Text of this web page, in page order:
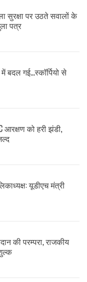
सुरक्षा पर उठते सवालों के
पत्र
बदल गई…स्कॉर्पियो से
आरक्षण को हरी झंडी,
यूडीएच मंत्री
की परम्परा, राजकीय